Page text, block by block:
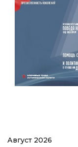
Август 2026